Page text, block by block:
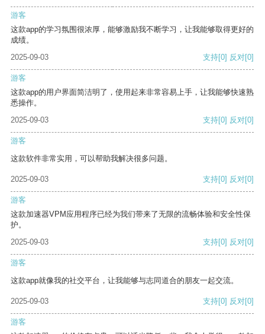
游客
这款app的学习氛围很浓厚，能够激励我不断学习，让我能够取得更好的
成绩。
2025-09-03
支持[0] 反对[0]
游客
这款app的用户界面简洁明了，使用起来非常容易上手，让我能够快速熟
悉操作。
2025-09-03
支持[0] 反对[0]
游客
这款软件非常实用，可以帮助我解决很多问题。
2025-09-03 支持[0] 反对[0]
游客
这款加速器VPM应用程序已经为我们带来了无限的流畅体验和安全性保
护。
2025-09-03
支持[0] 反对[0]
游客
这款app就像我的社交平台，让我能够与志同道合的朋友一起交流。
2025-09-03 支持[0] 反对[0]
游客